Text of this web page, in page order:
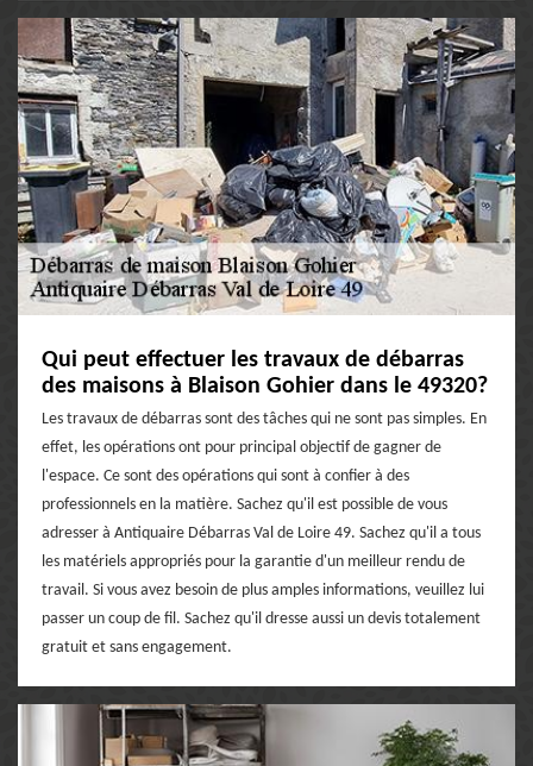
Qui peut effectuer les travaux de débarras
des maisons à Blaison Gohier dans le 49320?
Les travaux de débarras sont des tâches qui ne sont pas simples. En
effet, les opérations ont pour principal objectif de gagner de
l'espace. Ce sont des opérations qui sont à confier à des
professionnels en la matière. Sachez qu'il est possible de vous
adresser à Antiquaire Débarras Val de Loire 49. Sachez qu'il a tous
les matériels appropriés pour la garantie d'un meilleur rendu de
travail. Si vous avez besoin de plus amples informations, veuillez lui
passer un coup de fil. Sachez qu'il dresse aussi un devis totalement
gratuit et sans engagement.